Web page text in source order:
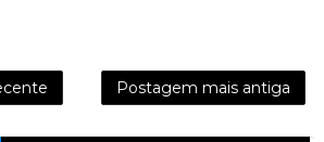
Postagem mais antiga